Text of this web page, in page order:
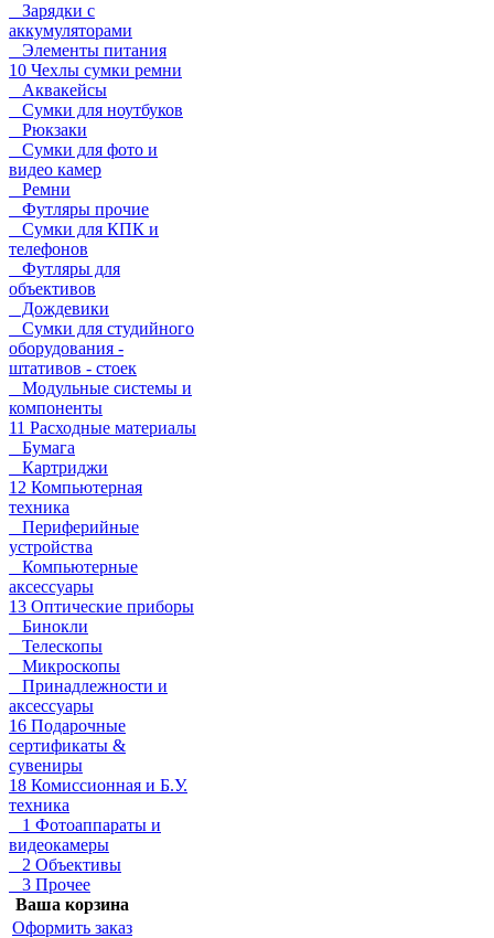
Зарядки с
аккумуляторами
Элементы питания
10 Чехлы сумки ремни
Аквакейсы
Сумки для ноутбуков
Рюкзаки
Сумки для фото и
видео камер
Ремни
Футляры прочие
Сумки для КПК и
телефонов
Футляры для
объективов
Дождевики
Сумки для студийного
оборудования -
штативов - стоек
Модульные системы и
компоненты
11 Расходные материалы
Бумага
Картриджи
12 Компьютерная
техника
Периферийные
устройства
Компьютерные
аксессуары
13 Оптические приборы
Бинокли
Телескопы
Микроскопы
Принадлежности и
аксессуары
16 Подарочные
сертификаты &
сувениры
18 Комиссионная и Б.У.
техника
1 Фотоаппараты и
видеокамеры
2 Объективы
3 Прочее
Ваша корзина
Оформить заказ